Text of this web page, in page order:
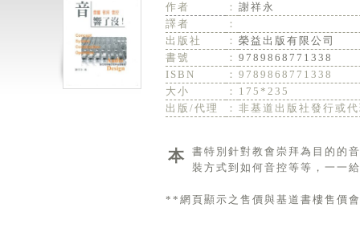
作者 ： 謝祥永
譯者
：
出版社
： 榮益出版有限公司
書號
： 9789868771338
ISBN
： 9789868771338
大小
： 175*235
出版/代理
： 非基道出版社發行或
本書特別針對教會崇拜為目的的音響使用做了鉅細靡遺的解說，從音響的各種廠牌、如何比價、場地設計、安
裝方式到如何音控等等，一一
**網頁顯示之售價與基道書樓售價